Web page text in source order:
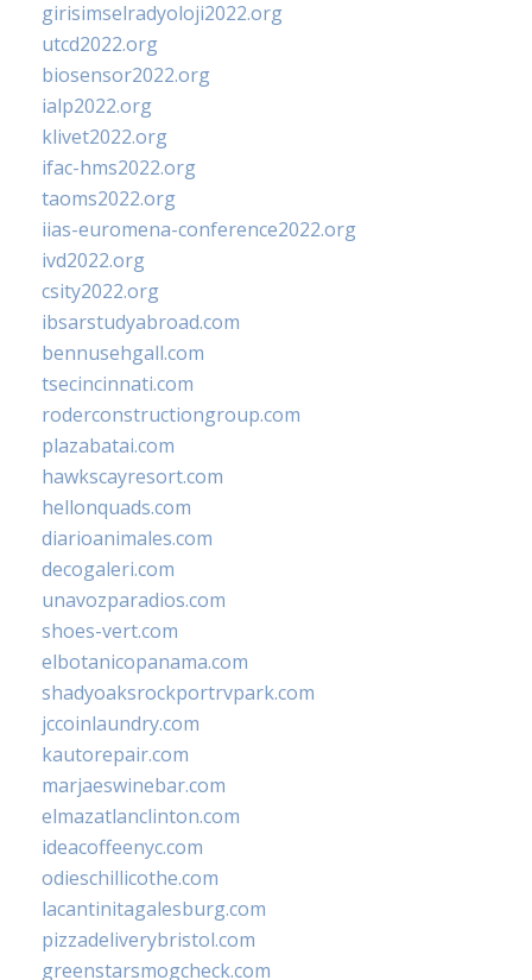
girisimselradyoloji2022.org
utcd2022.org
biosensor2022.org
ialp2022.org
klivet2022.org
ifac-hms2022.org
taoms2022.org
iias-euromena-conference2022.org
ivd2022.org
csity2022.org
ibsarstudyabroad.com
bennusehgall.com
tsecincinnati.com
roderconstructiongroup.com
plazabatai.com
hawkscayresort.com
hellonquads.com
diarioanimales.com
decogaleri.com
unavozparadios.com
shoes-vert.com
elbotanicopanama.com
shadyoaksrockportrvpark.com
jccoinlaundry.com
kautorepair.com
marjaeswinebar.com
elmazatlanclinton.com
ideacoffeenyc.com
odieschillicothe.com
lacantinitagalesburg.com
pizzadeliverybristol.com
greenstarsmogcheck.com